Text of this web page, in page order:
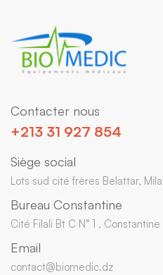
Contacter nous
+213 31 927 854
Siège social
Lots sud cité frères Belattar,
Bureau Constantine
Cité Filali Bt C N° 1 ,
Email
contact@biomedic.dz